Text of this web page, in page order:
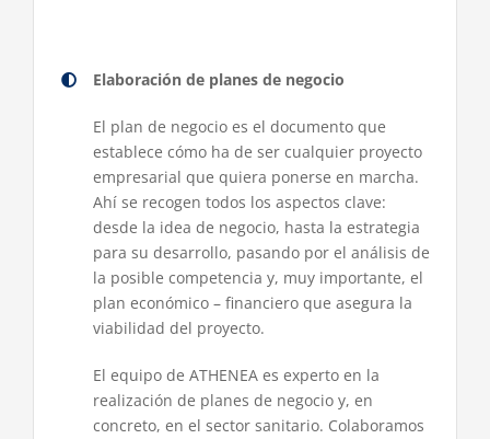
Elaboración de planes de negocio
El plan de negocio es el documento que
establece cómo ha de ser cualquier proyecto
empresarial que quiera ponerse en marcha.
Ahí se recogen todos los aspectos clave:
desde la idea de negocio, hasta la estrategia
para su desarrollo, pasando por el análisis de
la posible competencia y, muy importante, el
plan económico – financiero que asegura la
viabilidad del proyecto.
El equipo de ATHENEA es experto en la
realización de planes de negocio y, en
concreto, en el sector sanitario. Colaboramos